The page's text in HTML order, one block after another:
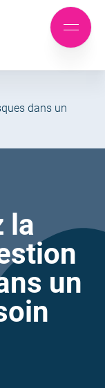
Mobile
menu
dans un
la
un